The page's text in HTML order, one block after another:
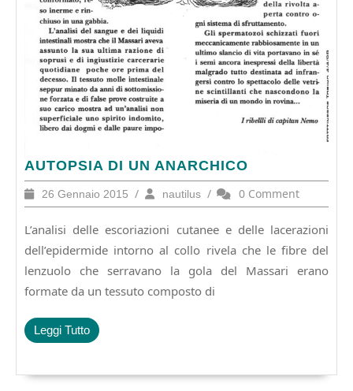
AUTOPSIA DI UN ANARCHICO
AUTOPSIA
DI
UN26 Gennaio 2015 26
Gennaio
2015
/ nautilusnautilus
/ 0 Comment
L’analisi delle escoriazioni cutanee e delle lacerazioni
dell’epidermide intorno al collo rivela che le fibre del
lenzuolo che serravano la gola del Massari erano
formate da un tessuto composto di
Leggi TuttoLeggi
Tutto